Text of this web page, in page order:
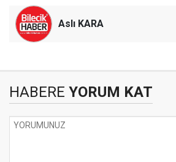
Aslı KARA
HABERE YORUM KAT